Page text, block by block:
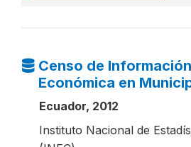
Censo de
Económica en
Ecuador, 2012
Instituto Nacional de